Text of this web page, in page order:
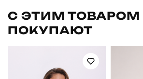
Артикул
С ЭТИМ ТОВАРОМ
ПОКУПАЮТ